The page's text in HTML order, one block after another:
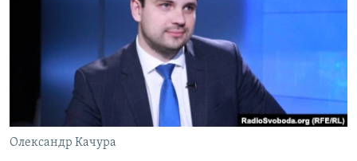
ВІДЕОУРОКИ «ELIFBE»
СВІДЧЕННЯ ОКУПАЦІЇ
УКРАЇНСЬКА ПРОБЛЕМА КРИМУ
ІНФОГРАФІКА
ЯК ОБІЙТИ БЛОКУВАННЯ
Русский
Qırımtatar
ДОЛУЧАЙСЯ!
Олександр Качура